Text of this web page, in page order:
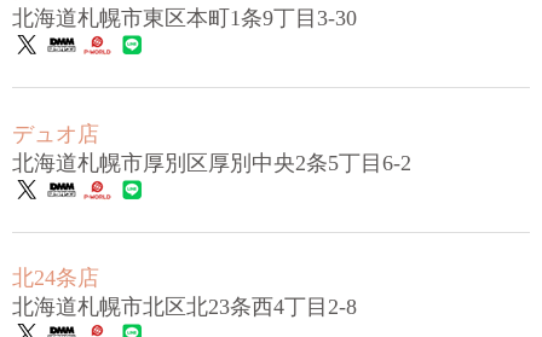
北海道札幌市東区本町1条9丁目3-30
デュオ店
北海道札幌市厚別区厚別中央2条5丁目6-2
北24条店
北海道札幌市北区北23条西4丁目2-8